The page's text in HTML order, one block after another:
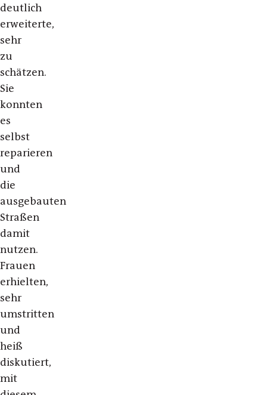
deutlich
erweiterte,
sehr
zu
schätzen.
Sie
konnten
es
selbst
reparieren
und
die
ausgebauten
Straßen
damit
nutzen.
Frauen
erhielten,
sehr
umstritten
und
heiß
diskutiert,
mit